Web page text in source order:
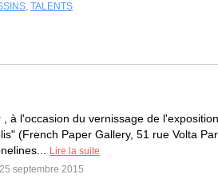
, TALENTS
, à l'occasion du vernissage de
(French Paper Gallery, 51 rue Volta
Lire la suite
septembre 2015